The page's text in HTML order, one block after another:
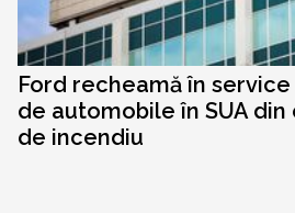
Ford recheamă în
de automobile în SUA din
de incendiu